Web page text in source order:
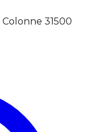
31500